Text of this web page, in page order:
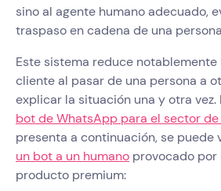
sino al agente humano adecuado,
traspaso en cadena de una
Este sistema reduce
cliente al pasar de una persona a
explicar la situación una y otra vez.
bot de WhatsApp para el sector
presenta a continuación, se puede
un bot a un humano provocado por
producto premium: